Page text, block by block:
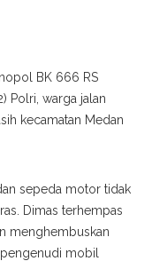
BK 666 RS
Polri, warga jalan
kecamatan Medan
sepeda motor tidak
Dimas terhempas
menghembuskan
pengenudi mobil